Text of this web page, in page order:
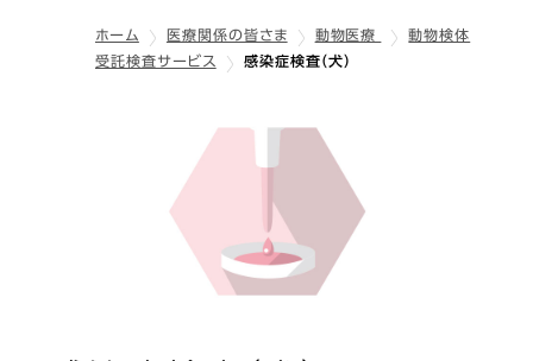
ホーム 医療関係の皆さま 動物医療
動物検体
受託検査サービス
感染症検査（犬）